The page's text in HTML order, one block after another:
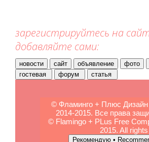
зарегистрируйтесь на
добавляйте сами:
© Фламинго + Плюс
2014-2015. Все права
© Flamingo + PLus Free
2015. All